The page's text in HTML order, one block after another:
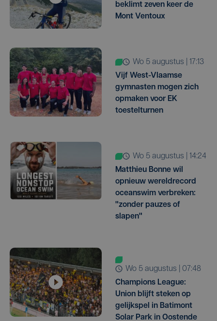
beklimt zeven keer de
Mont Ventoux
wo 5 augustus | 17:13
Vijf West-Vlaamse
gymnasten mogen zich
opmaken voor EK
toestelturnen
wo 5 augustus | 14:24
Matthieu Bonne wil
opnieuw wereldrecord
oceanswim verbreken:
"zonder pauzes of
slapen"
wo 5 augustus | 07:48
Champions League:
Union blijft steken op
gelijkspel in Batimont
Solar Park in Oostende